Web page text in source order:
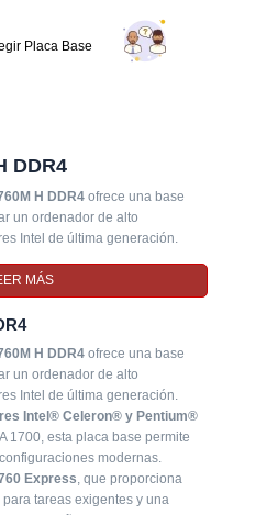
Placa Base
DDR4
H DDR4ofrece una base
un ordenador de alto
Intel de última generación.
1700, esta placa base permite
modernas.
Express
Su diseñomicro ATXpermite
sacrificar conectividad ni
con memoria DDR4 3200
un funcionamiento fluido y
domésticos como para
GB de memoria DDR4y
MÁS
H DDR4ofrece una base
un ordenador de alto
Intel de última generación.
Intel® Celeron® y Pentium®
1700, esta placa base permite
modernas.
Express , que proporciona
tareas exigentes y una